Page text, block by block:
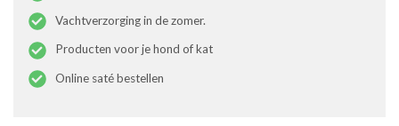
Vachtverzorging in de zomer.
Producten voor je hond of kat
Online saté bestellen